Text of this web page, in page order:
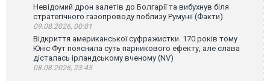
Невідомий дрон залетів до Болгарії та вибухнув біля
стратегічного газопроводу поблизу Румунії (Факти)
09.08.2026, 00:01
Відкриття американської суфражистки. 170 років тому
Юніс Фут пояснила суть парникового ефекту, але слава
дісталась ірландському вченому (NV)
08.08.2026, 23:45